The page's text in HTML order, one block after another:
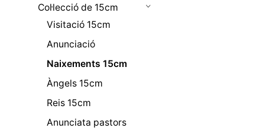
Col·lecció de 15cm
Visitació 15cm
Anunciació
Naixements 15cm
Àngels 15cm
Reis 15cm
Anunciata pastors